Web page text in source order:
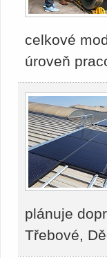
celkové
úroveň
plánuje
Třebové,